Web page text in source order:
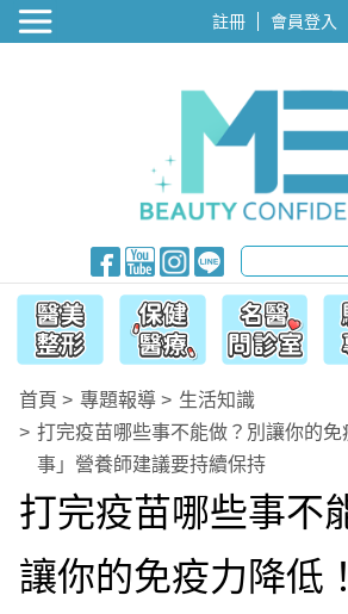
醫美整形 註冊 會員登入
首頁 專題報導
生活知識
打完疫苗哪些事不能做？別讓你的
事」營養師建議要持續保持
打完疫苗哪些事不
讓你的免疫力降低